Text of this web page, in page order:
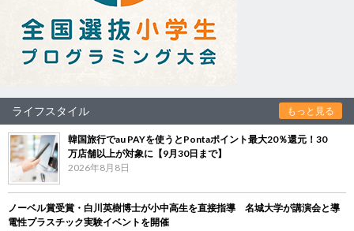
ライフスタイル もっと見る
韓国旅行でau PAYを使うとPontaポイント最大20％還元！30
万店舗以上が対象に【9月30日まで】
2026年8月8日
ノーベル賞受賞・白川英樹博士が小中高生を直接指導 名城大学が講演会と導
電性プラスチック実験イベントを開催